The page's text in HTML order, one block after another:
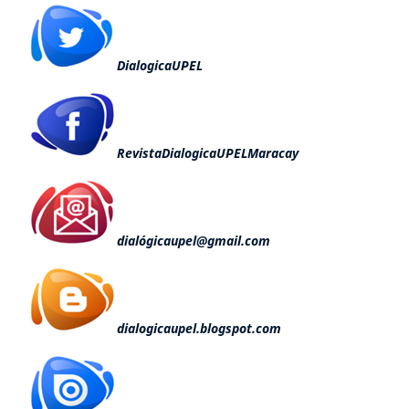
DialogicaUPEL
RevistaDialogicaUPELMaracay
dialógicaupel@gmail.com
dialogicaupel.blogspot.com